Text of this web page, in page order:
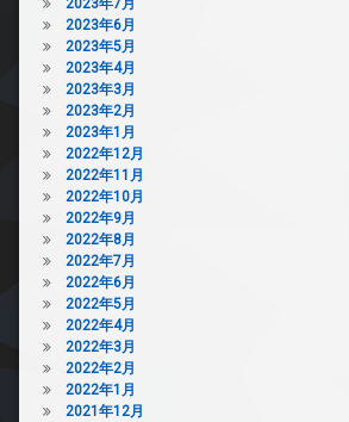
2023年7月
2023年6月
2023年5月
2023年4月
2023年3月
2023年2月
2023年1月
2022年12月
2022年11月
2022年10月
2022年9月
2022年8月
2022年7月
2022年6月
2022年5月
2022年4月
2022年3月
2022年2月
2022年1月
2021年12月